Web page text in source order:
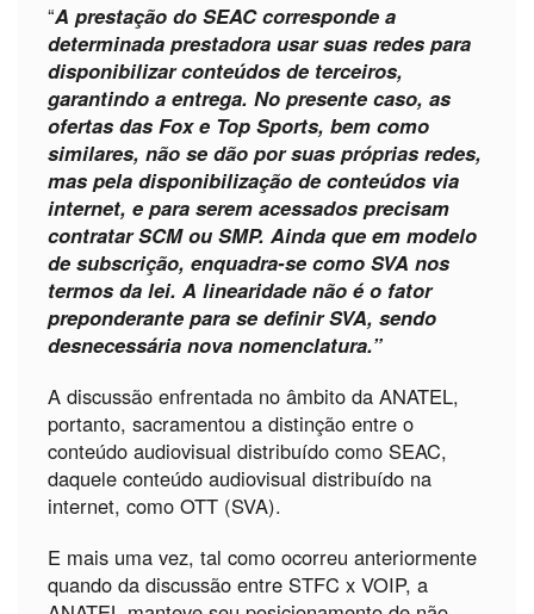
“A prestação do SEACcorresponde a
determinada prestadora usar suas redes para
disponibilizar conteúdos de terceiros,
garantindo a entrega. No presente caso, as
ofertas das Fox e Top Sports, bem como
similares, não se dão por suas próprias redes,
mas pela disponibilização de conteúdos via
internet, e para serem acessados precisam
contratar SCM ou SMP. Ainda que em modelo
de subscrição, enquadra-se como SVA nos
termos da lei. A linearidade não é o fator
preponderante para se definir SVA, sendo
desnecessária nova nomenclatura.”
A discussão enfrentada no âmbito da ANATEL,
portanto, sacramentou a distinção entre o
conteúdo audiovisual distribuído como SEAC,
daquele conteúdo audiovisual distribuído na
internet, como OTT (SVA).
E mais uma vez, tal como ocorreu anteriormente
quando da discussão entre STFC x VOIP, a